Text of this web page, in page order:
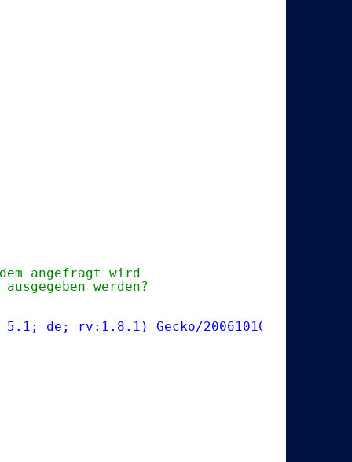
angefragt wird
werden?
5.1; de; rv:1.8.1) Gecko/20061010 Firefox/